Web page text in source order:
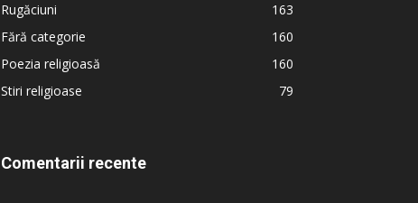
Rugăciuni
163
Fără categorie
160
Poezia religioasă
160
Stiri religioase
79
Comentarii recente